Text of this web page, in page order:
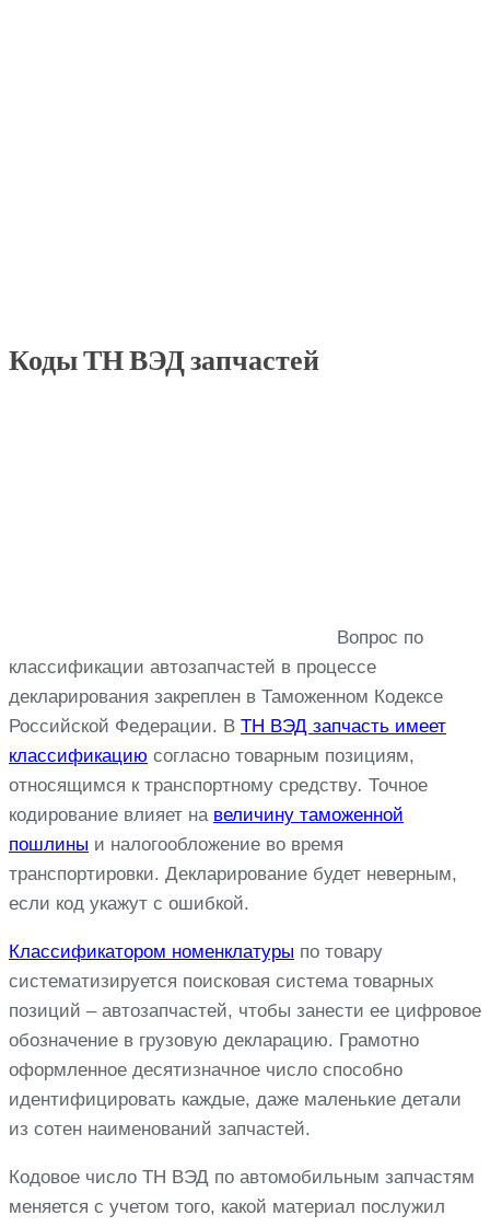
Коды ТН ВЭД запчастей
Вопрос по
классификации автозапчастей в процессе
декларирования закреплен в Таможенном Кодексе
Российской Федерации. В ТН ВЭД запчасть имеет
классификацию согласно товарным позициям,
относящимся к транспортному средству. Точное
кодирование влияет на величину таможенной
пошлины и налогообложение во время
транспортировки. Декларирование будет неверным,
если код укажут с ошибкой.
Классификатором номенклатуры по товару
систематизируется поисковая система товарных
позиций – автозапчастей, чтобы занести ее цифровое
обозначение в грузовую декларацию. Грамотно
оформленное десятизначное число способно
идентифицировать каждые, даже маленькие детали
из сотен наименований запчастей.
Кодовое число ТН ВЭД по автомобильным запчастям
меняется с учетом того, какой материал послужил